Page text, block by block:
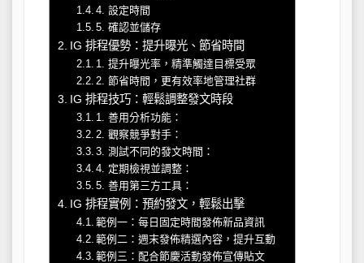
4. 設定時間
5. 確認並儲存
IG 排程優勢：提升曝光、節省時間
1. 提升曝光率，精準觸達目標受眾
2. 節省時間，更有效率地管理社群
IG 排程技巧：輕鬆調整發文時段
1. 善用分析功能：
2. 觀察競爭對手：
3. 測試不同的發文時間：
4. 定期檢視並調整：
5. 善用第三方工具：
IG 排程實例：預約發文，輕鬆出擊
範例一：每日固定時間發佈新品資訊
範例二：週末發佈精選內容，提升互動
範例三：配合節慶活動發佈宣傳貼文